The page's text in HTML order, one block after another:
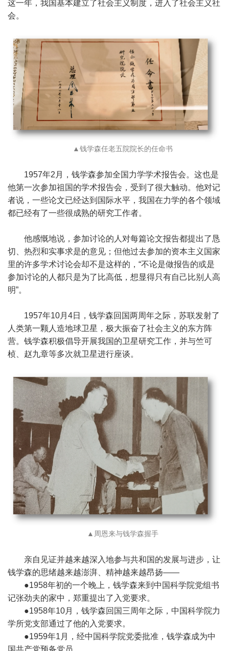
这一年，我国基本建立了社会主义制度，进入了社会主义社
会。
▲钱学森任老五院院长的任命书
1957年2月，钱学森参加全国力学学术报告会。这也是
他第一次参加祖国的学术报告会，受到了很大触动。他对记
者说，一些论文已经达到国际水平，我国在力学的各个领域
都已经有了一些很成熟的研究工作者。
他感慨地说，参加讨论的人对每篇论文报告都提出了恳
切、热烈和实事求是的意见；但他过去参加的资本主义国家
里的许多学术讨论会却不是这样的，“不论是做报告的或是
参加讨论的人都只是为了比高低，想显得只有自己比别人高
明”。
1957年10月4日，钱学森回国两周年之际，苏联发射了
人类第一颗人造地球卫星，极大振奋了社会主义的东方阵
营。钱学森积极倡导开展我国的卫星研究工作，并与竺可
桢、赵九章等多次就卫星进行座谈。
▲周恩来与钱学森握手
亲自见证并越来越深入地参与共和国的发展与进步，让
钱学森的思绪越来越澎湃、精神越来越昂扬——
●1958年初的一个晚上，钱学森来到中国科学院党组书
记张劲夫的家中，郑重提出了入党要求。
●1958年10月，钱学森回国三周年之际，中国科学院力
学所党支部通过了他的入党要求。
●1959年1月，经中国科学院党委批准，钱学森成为中